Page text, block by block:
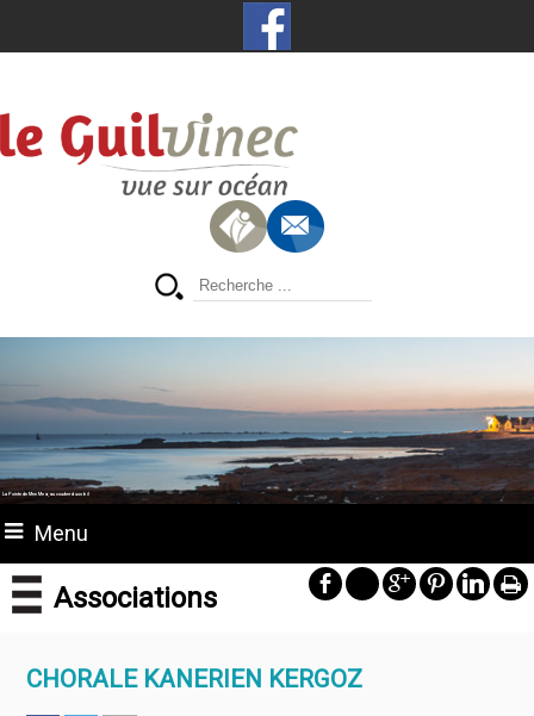
La Pointe de Men Meur, au coucher du soleil
Menu
Associations
CHORALE KANERIEN KERGOZ